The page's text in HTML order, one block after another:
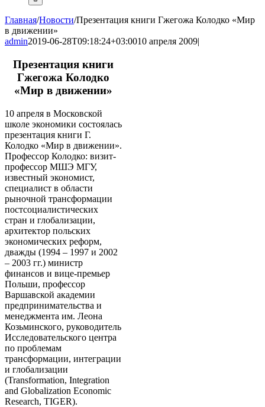
Главная/Новости/Презентация книги Гжегожа Колодко «Мир
в движении»
admin2019-06-28T09:18:24+03:0010 апреля 2009|
Презентация книги
Гжегожа Колодко
«Мир в движении»
10 апреля в Московской
школе экономики состоялась
презентация книги Г.
Колодко «Мир в движении».
Профессор Колодко: визит-
профессор МШЭ МГУ,
известный экономист,
специалист в области
рыночной трансформации
постсоциалистических
стран и глобализации,
архитектор польских
экономических реформ,
дважды (1994 – 1997 и 2002
– 2003 гг.) министр
финансов и вице-премьер
Польши, профессор
Варшавской академии
предпринимательства и
менеджмента им. Леона
Козьминского, руководитель
Исследовательского центра
по проблемам
трансформации, интеграции
и глобализации
(Transformation, Integration
and Globalization Economic
Research, TIGER).